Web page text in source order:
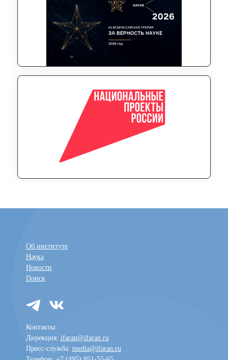
Об институте
Наука
Новости
Поиск
Контакты:
Дирекция: ifaran@ifaran.ru
Пресс-служба: media@ifaran.ru